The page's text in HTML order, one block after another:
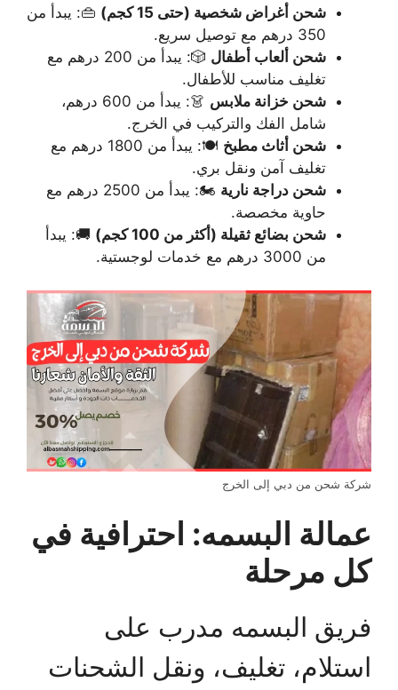
شحن أغراض شخصية (حتى 15 كجم)
👜: يبدأ من
350 درهم مع توصيل سريع.
شحن ألعاب أطفال
🎲: يبدأ من 200 درهم مع
تغليف مناسب للأطفال.
شحن خزانة ملابس
👗: يبدأ من 600 درهم،
شامل الفك والتركيب في الخرج.
شحن أثاث مطبخ
🍽️: يبدأ من 1800 درهم مع
تغليف آمن ونقل بري.
شحن دراجة نارية
🏍️: يبدأ من 2500 درهم مع
حاوية مخصصة.
شحن بضائع ثقيلة (أكثر من 100 كجم)
🚚: يبدأ
من 3000 درهم مع خدمات لوجستية.
شركة شحن من دبي إلى الخرج
عمالة البسمه: احترافية في
كل مرحلة
فريق البسمه مدرب على
استلام، تغليف، ونقل الشحنات